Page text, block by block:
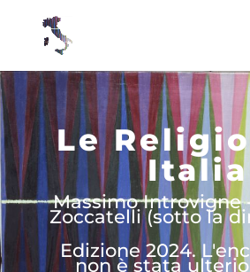
Le
Italia
Massimo Introvigne
Zoccatelli (sotto la
Edizione 2024.
non è stata